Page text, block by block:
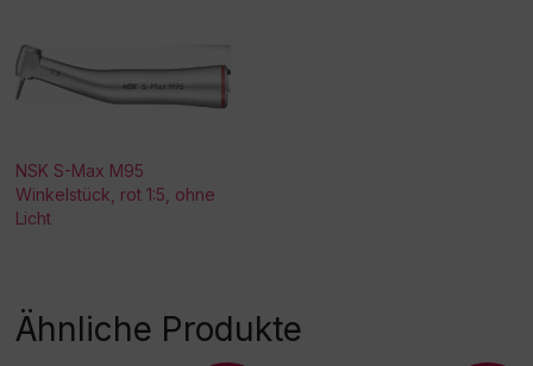
NSK S-Max M95
Winkelstück, rot 1:5, ohne
Licht
Ähnliche Produkte